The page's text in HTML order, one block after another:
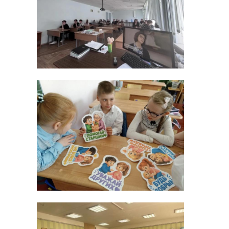
внимательны в лесах
и парках!
Пожалуйста, не
пренебрегайте
осторожности -
многих печальных
историй можно было
бы избежать, если бы
люди серьёзнее
относились к своей
безопасности и
здоровью",
- призвали
специалисты ГБУЗ